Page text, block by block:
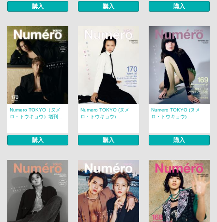
購入 購入 購入
Numero TOKYO（ヌメ
ロ・トウキョウ）増刊...
購入
Numero TOKYO (ヌメ
ロ・トウキョウ) ...
購入
Numero TOKYO (ヌメ
ロ・トウキョウ) ...
購入